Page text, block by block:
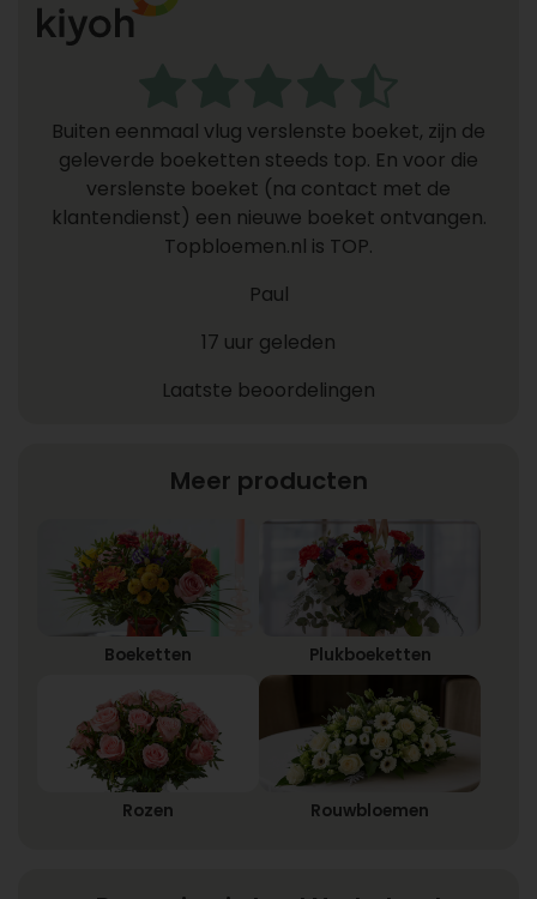
Buiten eenmaal vlug verslenste boeket, zijn de
geleverde boeketten steeds top. En voor die
verslenste boeket (na contact met de
klantendienst) een nieuwe boeket ontvangen.
Topbloemen.nl is TOP.
Paul
17 uur geleden
Laatste beoordelingen
Meer producten
Boeketten Plukboeketten
Rozen Rouwbloemen